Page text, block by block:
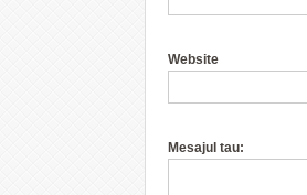
Website
Mesajul tau: